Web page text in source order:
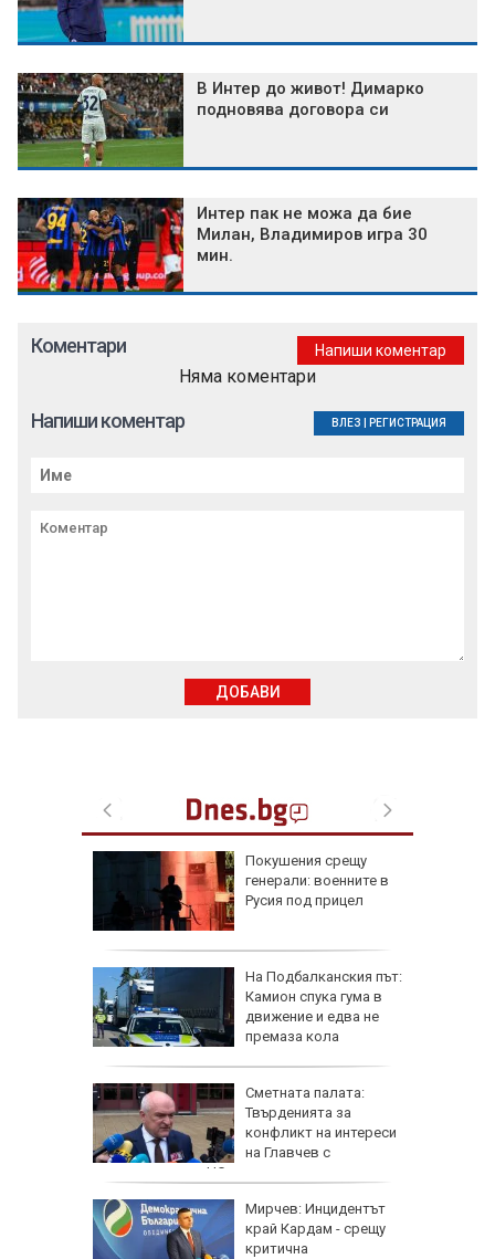
В Интер до живот! Димарко
подновява договора си
Интер пак не можа да бие
Милан, Владимиров игра 30
мин.
Покушения срещу
генерали: военните в
Русия под прицел
На Подбалканския път:
Камион спука гума в
движение и едва не
премаза кола
Сметната палата:
Твърденията за
конфликт на интереси
на Главчев с
възложените от НС одити са спекулативни
Мирчев: Инцидентът
край Кардам - срещу
критична
Коментари Напиши коментар
Няма коментари
Напиши коментар ВЛЕЗ РЕГИСТРАЦИЯ
ДОБАВИ